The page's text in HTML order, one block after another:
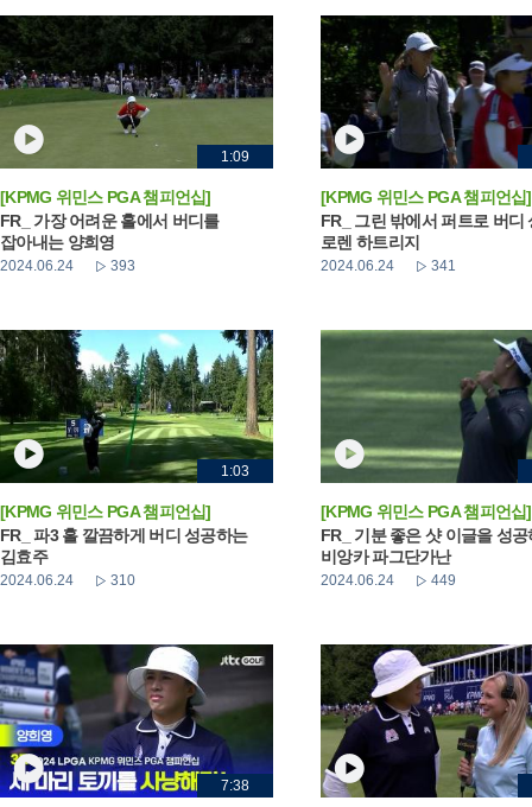
1:09
[KPMG 위민스 PGA 챔피언십]
FR_ 가장 어려운 홀에서 버디를
잡아내는 양희영
2024.06.24 393
[KPMG 위민스 PGA 챔피언십]
FR_ 그린 밖에서 퍼트로 버디
로렌 하트리지
2024.06.24 341
1:03
[KPMG 위민스 PGA 챔피언십]
FR_ 파3 홀 깔끔하게 버디 성공하는
김효주
2024.06.24 310
[KPMG 위민스 PGA 챔피언십]
FR_ 기분 좋은 샷 이글을 성공
비앙카 파그단가난
2024.06.24 449
7:38